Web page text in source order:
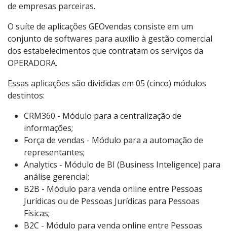
de empresas parceiras.
O suíte de aplicações GEOvendas consiste em um
conjunto de softwares para auxílio à gestão comercial
dos estabelecimentos que contratam os serviços da
OPERADORA.
Essas aplicações são divididas em 05 (cinco) módulos
destintos:
CRM360 - Módulo para a centralização de
informações;
Força de vendas - Módulo para a automação de
representantes;
Analytics - Módulo de BI (Business Inteligence) para
análise gerencial;
B2B - Módulo para venda online entre Pessoas
Jurídicas ou de Pessoas Jurídicas para Pessoas
Físicas;
B2C - Módulo para venda online entre Pessoas